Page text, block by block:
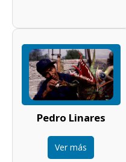
Pedro Linares
Ver más